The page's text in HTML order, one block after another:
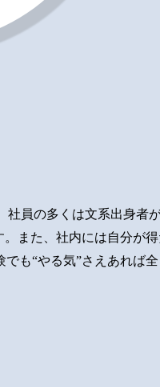
社員の多くは文系出身者
また、社内には自分が得
も“やる気”さえあれば全